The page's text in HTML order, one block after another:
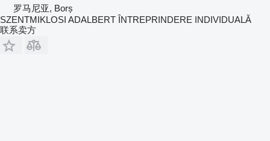
罗马尼亚, Borș
SZENTMIKLOSI ADALBERT ÎNTREPRINDERE INDIVIDUALĂ
联系卖方